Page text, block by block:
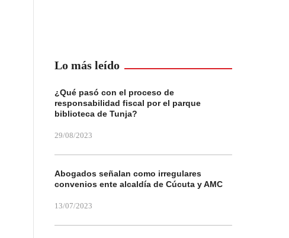
Lo más leído
¿Qué pasó con el proceso de
responsabilidad fiscal por el parque
biblioteca de Tunja?
29/08/2023
Abogados señalan como irregulares
convenios ente alcaldía de Cúcuta y AMC
13/07/2023